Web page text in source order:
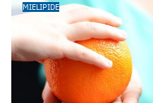
MIELIPIDE